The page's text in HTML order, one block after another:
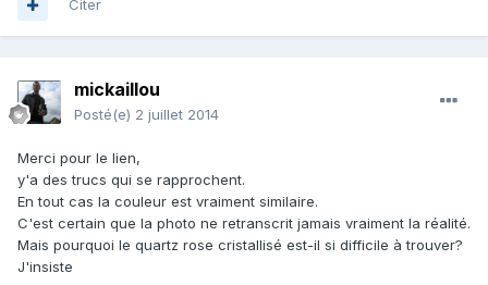
Citer
mickaillou
Posté(e) 2 juillet 2014
Merci pour le lien,
y'a des trucs qui se rapprochent.
En tout cas la couleur est vraiment similaire.
C'est certain que la photo ne retranscrit jamais vraiment la réalité.
Mais pourquoi le quartz rose cristallisé est-il si difficile à trouver?
J'insiste